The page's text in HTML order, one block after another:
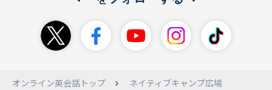
オンライン英会話トップ
ネイティブキャンプ広場